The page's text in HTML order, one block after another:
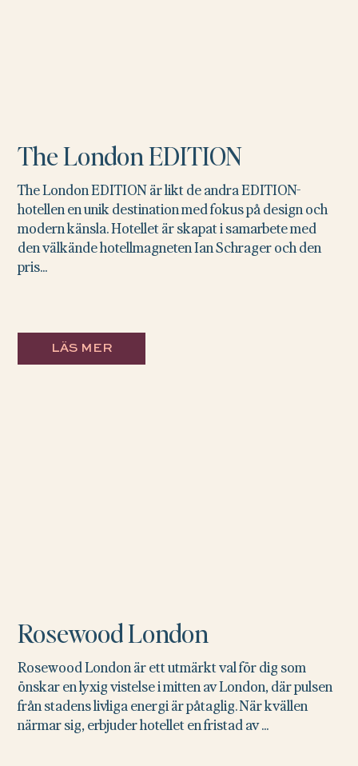
LÄS MER
The London EDITION
The London EDITION är likt de andra EDITION-
hotellen en unik destination med fokus på design och
modern känsla. Hotellet är skapat i samarbete med
den välkände hotellmagneten Ian Schrager och den
pris...
Rosewood London
Rosewood London är ett utmärkt val för dig som
önskar en lyxig vistelse i mitten av London, där pulsen
från stadens livliga energi är påtaglig. När kvällen
närmar sig, erbjuder hotellet en fristad av ...